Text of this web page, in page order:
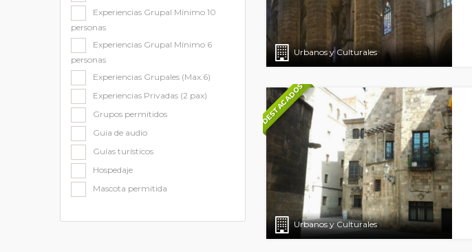
Experiencias Grupal Mínimo 10
personas
Experiencias Grupal Mínimo 6
personas
Experiencias Grupales (Max.6)
Experiencias Privadas (2 pax)
Grupos permitidos
Guia de audio
Guías turísticos
Hospedaje
Mascota permitida
Urbanos y Culturales
DESTACADOS
Urbanos y Culturales